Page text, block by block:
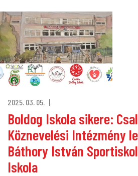
2025. 03. 05.
Boldog Iskola sikere:
Köznevelési Intézmény
Báthory István
Iskola